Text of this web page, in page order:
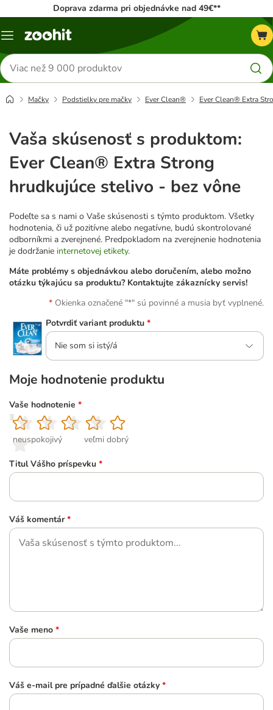
Doprava zdarma pri objednávke nad 49€**
Kategórie
Hľadať
produkty
Mačky Podstielky pre mačky Ever Clean® Ever Clean® Extra
Vaša skúsenosť s produktom:
Ever Clean® Extra Strong
hrudkujúce stelivo - bez vône
Podeľte sa s nami o Vaše skúsenosti s týmto produktom. Všetky
hodnotenia, či už pozitívne alebo negatívne, budú skontrolované
odborníkmi a zverejnené. Predpokladom na zverejnenie hodnotenia
je dodržanie internetovej etikety.
Máte problémy s objednávkou alebo doručením, alebo možno
otázku týkajúcu sa produktu? Kontaktujte zákaznícky servis!
Okienka označené "*" sú povinné a musia byť vyplnené.
Potvrdiť variant produktu *
Nie som si istý/á
Moje hodnotenie produktu
Vaše hodnotenie *
1
neuspokojivý
2
3
4
5
veľmi dobrý
Titul Vášho príspevku *
Váš komentár *
Vaše meno *
Váš e-mail pre prípadné ďalšie otázky *